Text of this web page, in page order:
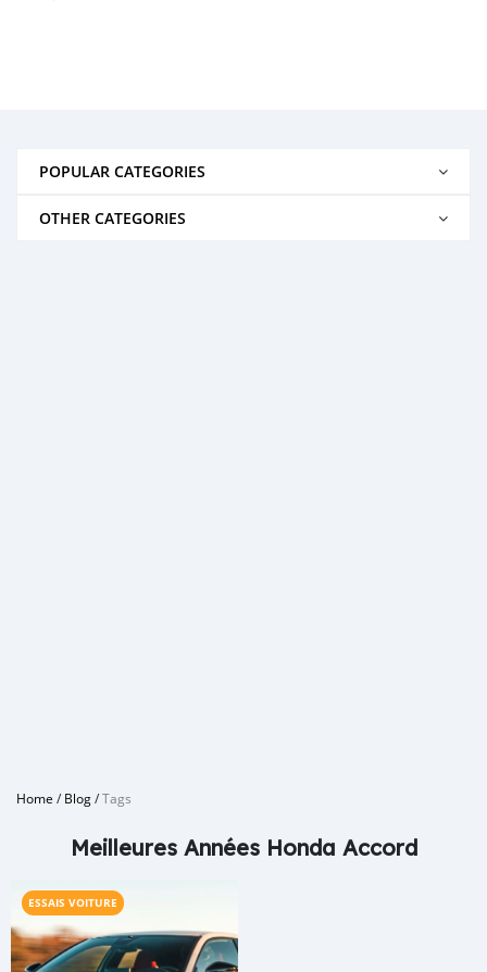
POPULAR CATEGORIES
OTHER CATEGORIES
Home /Blog/Tags
Meilleures Années Honda Accord
ESSAIS VOITURE